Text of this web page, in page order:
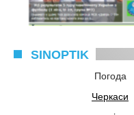
SINOPTIK
Погода
Черкаси